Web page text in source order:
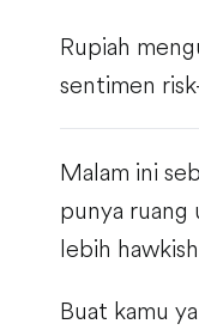
Rupiah
sentimen
Malam ini
punya ruang
lebih
Buat kamu